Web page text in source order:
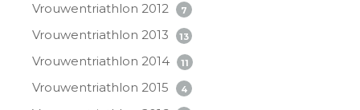
Vrouwentriathlon 2012 7
Vrouwentriathlon 2013 13
Vrouwentriathlon 2014 11
Vrouwentriathlon 2015 4